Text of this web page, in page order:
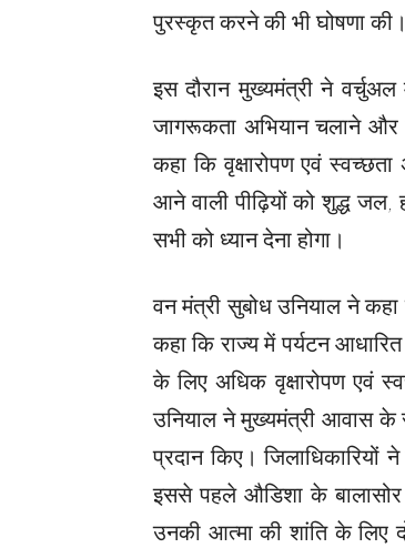
पुरस्कृत करने की भी घोषणा की।
इस दौरान मुख्यमंत्री ने वर्चुअल
जागरूकता अभियान चलाने और
कहा कि वृक्षारोपण एवं
आने वाली पीढ़ियों को शुद्ध जल,
सभी को ध्यान देना होगा।
वन मंत्री सुबोध उनियाल ने
कहा कि राज्य में पर्यटन
के लिए अधिक वृक्षारोपण एवं
उनियाल ने मुख्यमंत्री आवास के
प्रदान किए। जिलाधिकारियों
इससे पहले औडिशा के
उनकी आत्मा की शांति के लिए